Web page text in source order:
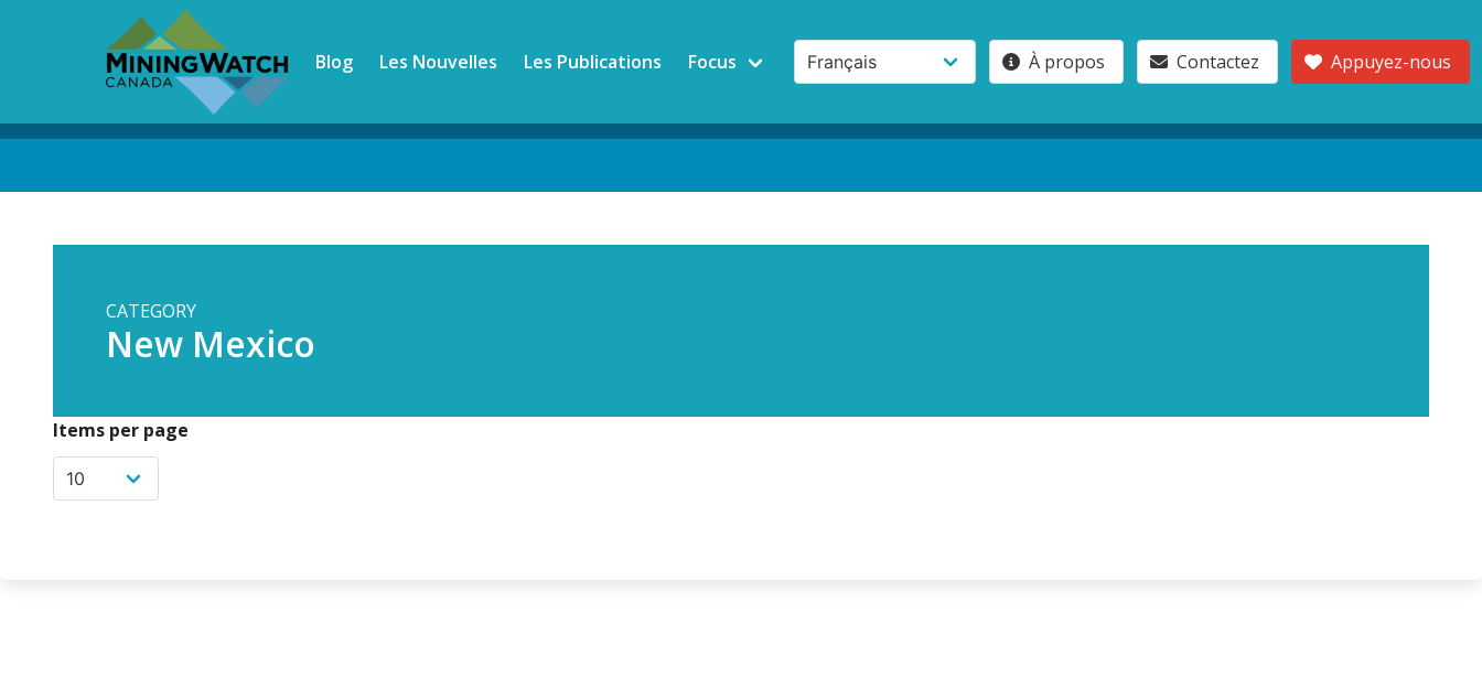
Blog Les Nouvelles Les Publications Focus À propos Contactez Appuyez-nous
CATEGORY
New Mexico
Items per page